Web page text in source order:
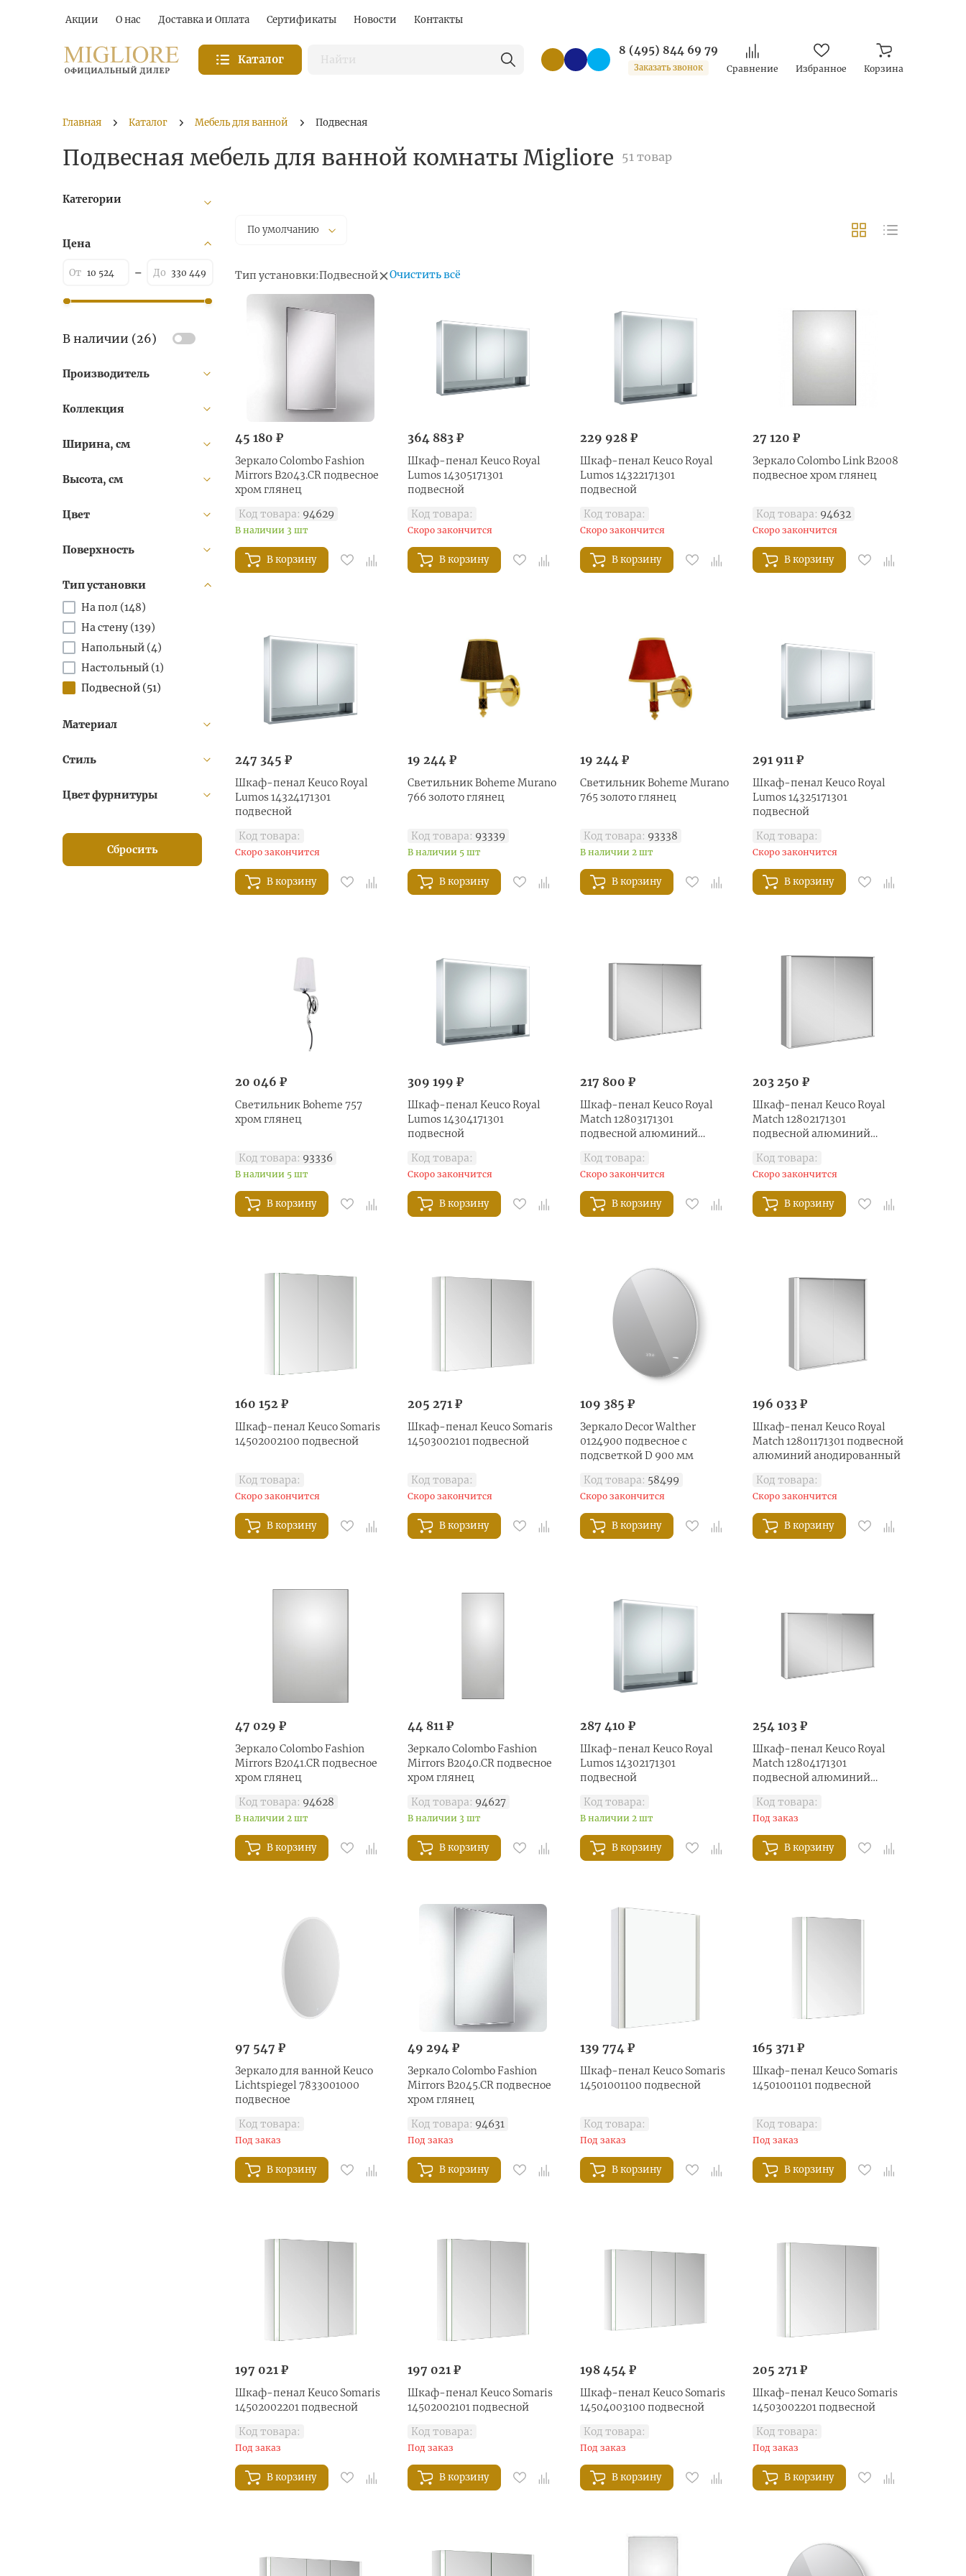
Акции О нас Доставка и Оплата Сертификаты Новости Контакты
Каталог
8 (495) 844 69 79
Заказать звонок Сравнение Избранное Корзина
Главная Каталог Мебель для ванной Подвесная
Подвесная мебель для ванной комнаты Migliore 51 товар
По умолчанию
Тип установки:Подвесной Очистить всё
45 180 ₽
Зеркало Colombo Fashion
Mirrors B2043.CR подвесное
хром глянец
Код товара: 94629
В наличии 3 шт
В корзину
364 883 ₽
Шкаф-пенал Keuco Royal
Lumos 14305171301
подвесной
Код товара:
Скоро закончится
В корзину
229 928 ₽
Шкаф-пенал Keuco Royal
Lumos 14322171301
подвесной
Код товара:
Скоро закончится
В корзину
27 120 ₽
Зеркало Colombo Link B2008
подвесное хром глянец
Код товара: 94632
Скоро закончится
В корзину
247 345 ₽
Шкаф-пенал Keuco Royal
Lumos 14324171301
подвесной
Код товара:
Скоро закончится
В корзину
19 244 ₽
Светильник Boheme Murano
766 золото глянец
Код товара: 93339
В наличии 5 шт
В корзину
19 244 ₽
Светильник Boheme Murano
765 золото глянец
Код товара: 93338
В наличии 2 шт
В корзину
291 911 ₽
Шкаф-пенал Keuco Royal
Lumos 14325171301
подвесной
Код товара:
Скоро закончится
В корзину
20 046 ₽
Светильник Boheme 757
хром глянец
Код товара: 93336
В наличии 5 шт
В корзину
309 199 ₽
Шкаф-пенал Keuco Royal
Lumos 14304171301
подвесной
Код товара:
Скоро закончится
В корзину
217 800 ₽
Шкаф-пенал Keuco Royal
Match 12803171301
подвесной алюминий
Код товара:
Скоро закончится
В корзину
203 250 ₽
Шкаф-пенал Keuco Royal
Match 12802171301
подвесной алюминий
Код товара:
Скоро закончится
В корзину
160 152 ₽
Шкаф-пенал Keuco Somaris
14502002100 подвесной
Код товара:
Скоро закончится
В корзину
205 271 ₽
Шкаф-пенал Keuco Somaris
14503002101 подвесной
Код товара:
Скоро закончится
В корзину
109 385 ₽
Зеркало Decor Walther
0124900 подвесное с
подсветкой D 900 мм
Код товара: 58499
Скоро закончится
В корзину
196 033 ₽
Шкаф-пенал Keuco Royal
Match 12801171301 подвесной
алюминий анодированный
Код товара:
Скоро закончится
В корзину
47 029 ₽
Зеркало Colombo Fashion
Mirrors B2041.CR подвесное
хром глянец
Код товара: 94628
В наличии 2 шт
В корзину
44 811 ₽
Зеркало Colombo Fashion
Mirrors B2040.CR подвесное
хром глянец
Код товара: 94627
В наличии 3 шт
В корзину
287 410 ₽
Шкаф-пенал Keuco Royal
Lumos 14302171301
подвесной
Код товара:
В наличии 2 шт
В корзину
254 103 ₽
Шкаф-пенал Keuco Royal
Match 12804171301
подвесной алюминий
Код товара:
Под заказ
В корзину
97 547 ₽
Зеркало для ванной Keuco
Lichtspiegel 7833001000
подвесное
Код товара:
Под заказ
В корзину
49 294 ₽
Зеркало Colombo Fashion
Mirrors B2045.CR подвесное
хром глянец
Код товара: 94631
Под заказ
В корзину
139 774 ₽
Шкаф-пенал Keuco Somaris
14501001100 подвесной
Код товара:
Под заказ
В корзину
165 371 ₽
Шкаф-пенал Keuco Somaris
14501001101 подвесной
Код товара:
Под заказ
В корзину
197 021 ₽
Шкаф-пенал Keuco Somaris
14502002201 подвесной
Код товара:
Под заказ
В корзину
197 021 ₽
Шкаф-пенал Keuco Somaris
14502002101 подвесной
Код товара:
Под заказ
В корзину
198 454 ₽
Шкаф-пенал Keuco Somaris
14504003100 подвесной
Код товара:
Под заказ
В корзину
205 271 ₽
Шкаф-пенал Keuco Somaris
14503002201 подвесной
Код товара:
Под заказ
В корзину
Категории
Цена
В наличии (26)
Производитель
Коллекция
Ширина, см
Высота, см
Цвет
Поверхность
Тип установки
На пол (148)
На стену (139)
Напольный (4)
Настольный (1)
Подвесной (51)
Материал
Стиль
Цвет фурнитуры
Сбросить